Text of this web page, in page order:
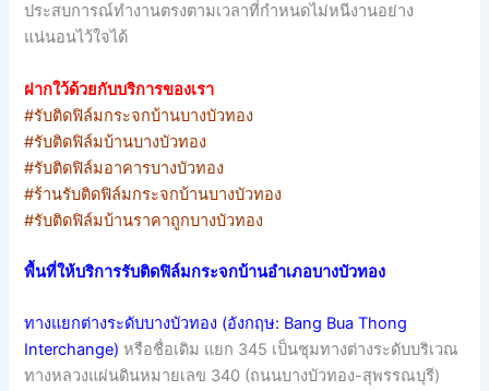
ประสบการณ์ทำงานตรงตามเวลาที่กำหนดไม่หนีงานอย่าง
แน่นอนไว้ใจได้
ฝากใว้ด้วยกับบริการของเรา
#รับติดฟิล์มกระจกบ้านบางบัวทอง
#รับติดฟิล์มบ้านบางบัวทอง
#รับติดฟิล์มอาคารบางบัวทอง
#ร้านรับติดฟิล์มกระจกบ้านบางบัวทอง
#รับติดฟิล์มบ้านราคาถูกบางบัวทอง
พื้นที่ให้บริการรับติดฟิล์มกระจกบ้านอำเภอบางบัวทอง
ทางแยกต่างระดับบางบัวทอง (อังกฤษ: Bang Bua Thong
Interchange) หรือชื่อเดิม แยก 345 เป็นชุมทางต่างระดับบริเวณ
ทางหลวงแผ่นดินหมายเลข 340 (ถนนบางบัวทอง-สุพรรณบุรี)